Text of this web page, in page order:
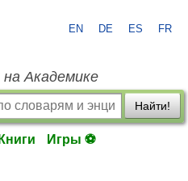
EN DE ES FR
на Академике
Найти!
Книги Игры ⚽